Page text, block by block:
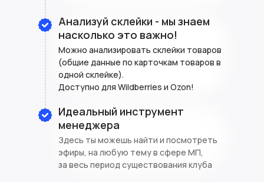
Анализуй склейки - мы знаем
насколько это важно!
Можно анализировать склейки товаров
(общие данные по карточкам товаров в
одной склейке).
Доступно для Wildberries и Ozon!
Идеальный инструмент
менеджера
Здесь ты можешь найти и посмотреть
эфиры, на любую тему в сфере МП,
за весь период существования клуба